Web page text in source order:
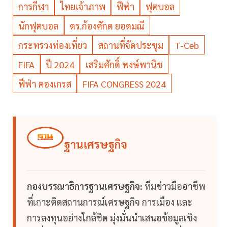
การกีฬา
ไทยเจ้าภาพ ฟีฟ่า
ฟุตบอล
นักฟุตบอล
ดร.ก้องศักด ยอดมณี
กระทรวงท่องเที่ยว
สถานที่จัดประชุม
T-Ceb
FIFA
ปี 2024
เสริมศักดิ์ พงษ์พานิช
ฟีฟ่า คองเกรส
FIFA CONGRESS 2024
ฐานเศรษฐกิจ
กองบรรณาธิการฐานเศรษฐกิจ: ทีมข่าวมืออาชีพ
ที่เกาะติดสถานการณ์เศรษฐกิจ การเมือง และ
การลงทุนอย่างใกล้ชิด มุ่งมั่นนำเสนอข้อมูลเชิง